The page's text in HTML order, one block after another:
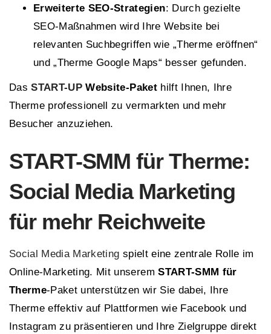
Erweiterte SEO-Strategien: Durch gezielte
SEO-Maßnahmen wird Ihre Website bei
relevanten Suchbegriffen wie „Therme eröffnen“
und „Therme Google Maps“ besser gefunden.
DasSTART-UP Website-Pakethilft Ihnen, Ihre
Therme professionell zu vermarkten und mehr
Besucher anzuziehen.
START-SMM für Therme:
Social Media Marketing
für mehr Reichweite
Social Media Marketing spielt eine zentrale Rolle im
Online-Marketing. Mit unseremSTART-SMM für
Therme-Paket unterstützen wir Sie dabei, Ihre
Therme effektiv auf Plattformen wie Facebook und
Instagram zu präsentieren und Ihre Zielgruppe direkt